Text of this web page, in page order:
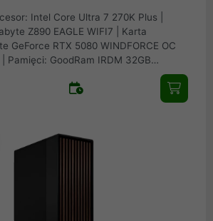
Intel Core Ultra 7 270K Plus |
Z890 EAGLE WIFI7 | Karta
GeForce RTX 5080 WINDFORCE OC
| Pamięci: GoodRam IRDM 32GB
CL32 | Dysk: Patriot SSD Viper
PCIe NVMe Gen4 | Obudowa:
| Chłodzenie procesora: Valkyrie V360